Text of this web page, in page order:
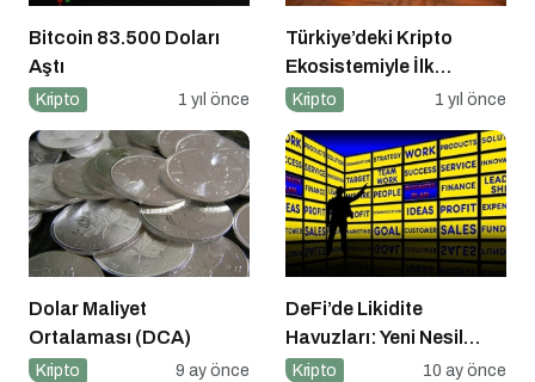
Bitcoin 83.500 Doları
Aştı
Kripto 1 yıl önce
Türkiye’deki Kripto
Ekosistemiyle İlk
Buluşma
Kripto 1 yıl önce
Dolar Maliyet
Ortalaması (DCA)
Kripto 9 ay önce
DeFi’de Likidite
Havuzları: Yeni Nesil
Finansın Kalbi
Kripto 10 ay önce